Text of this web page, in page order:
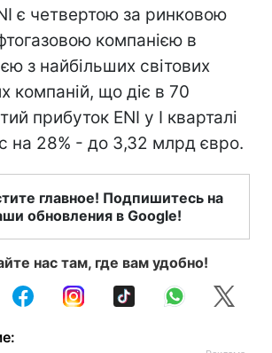
є четвертою за ринковою
компанією в
з найбільших світових
компаній, що діє в 70
прибуток ENI у I кварталі
на 28% - до 3,32 млрд євро.
главное! Подпишитесь на
обновления в Google!
нас там, где вам удобно!